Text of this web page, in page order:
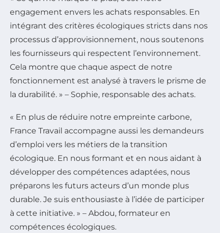
engagement envers les achats responsables. En
intégrant des critères écologiques stricts dans nos
processus d’approvisionnement, nous soutenons
les fournisseurs qui respectent l’environnement.
Cela montre que chaque aspect de notre
fonctionnement est analysé à travers le prisme de
la durabilité. » – Sophie, responsable des achats.
« En plus de réduire notre empreinte carbone,
France Travail accompagne aussi les demandeurs
d’emploi vers les métiers de la transition
écologique. En nous formant et en nous aidant à
développer des compétences adaptées, nous
préparons les futurs acteurs d’un monde plus
durable. Je suis enthousiaste à l’idée de participer
à cette initiative. » – Abdou, formateur en
compétences écologiques.